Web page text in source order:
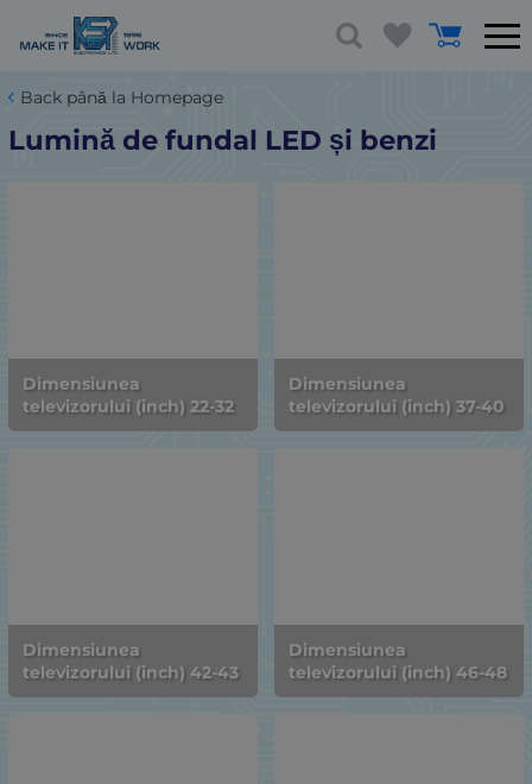
Back până la Homepage
Lumină de fundal LED și benzi
Dimensiunea
televizorului (inch) 22-32
Dimensiunea
televizorului (inch) 37-40
Dimensiunea
televizorului (inch) 42-43
Dimensiunea
televizorului (inch) 46-48